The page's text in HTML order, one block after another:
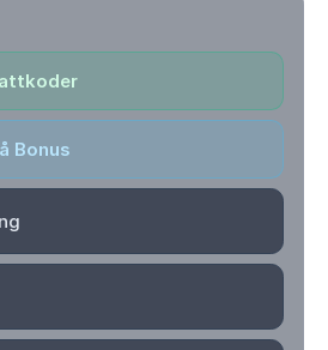
Bonus